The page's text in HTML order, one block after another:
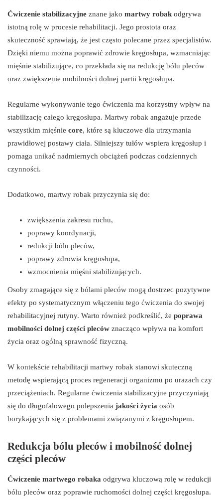
Ćwiczenie stabilizacyjne znane jako martwy robak odgrywa
istotną rolę w procesie rehabilitacji. Jego prostota oraz
skuteczność sprawiają, że jest często polecane przez specjalistów.
Dzięki niemu można poprawić zdrowie kręgosłupa, wzmacniając
mięśnie stabilizujące, co przekłada się na redukcję bólu pleców
oraz zwiększenie mobilności dolnej partii kręgosłupa.
Regularne wykonywanie tego ćwiczenia ma korzystny wpływ na
stabilizację całego kręgosłupa. Martwy robak angażuje przede
wszystkim mięśnie core, które są kluczowe dla utrzymania
prawidłowej postawy ciała. Silniejszy tułów wspiera kręgosłup i
pomaga unikać nadmiernych obciążeń podczas codziennych
czynności.
Dodatkowo, martwy robak przyczynia się do:
zwiększenia zakresu ruchu,
poprawy koordynacji,
redukcji bólu pleców,
poprawy zdrowia kręgosłupa,
wzmocnienia mięśni stabilizujących.
Osoby zmagające się z bólami pleców mogą dostrzec pozytywne
efekty po systematycznym włączeniu tego ćwiczenia do swojej
rehabilitacyjnej rutyny. Warto również podkreślić, że poprawa
mobilności dolnej części pleców znacząco wpływa na komfort
życia oraz ogólną sprawność fizyczną.
W kontekście rehabilitacji martwy robak stanowi skuteczną
metodę wspierającą proces regeneracji organizmu po urazach czy
przeciążeniach. Regularne ćwiczenia stabilizacyjne przyczyniają
się do długofalowego polepszenia jakości życia osób
borykających się z problemami związanymi z kręgosłupem.
Redukcja bólu pleców i mobilność dolnej
części pleców
Ćwiczenie martwego robaka odgrywa kluczową rolę w redukcji
bólu pleców oraz poprawie ruchomości dolnej części kręgosłupa.